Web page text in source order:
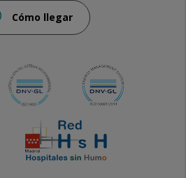
Cómo llegar